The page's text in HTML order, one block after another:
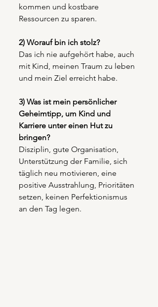
kommen und kostbare
Ressourcen zu sparen.
2) Worauf bin ich stolz?
Das ich nie aufgehört habe, auch
mit Kind, meinen Traum zu leben
und mein Ziel erreicht habe.
3) Was ist mein persönlicher
Geheimtipp, um Kind und
Karriere unter einen Hut zu
bringen?
Disziplin, gute Organisation,
Unterstützung der Familie, sich
täglich neu motivieren, eine
positive Ausstrahlung, Prioritäten
setzen, keinen Perfektionismus
an den Tag legen.